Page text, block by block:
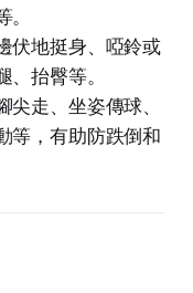
伏地挺身、啞鈴或
抬臀等。
走、坐姿傳球、
等，有助防跌倒和